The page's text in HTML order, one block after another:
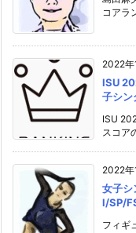
コアラ
2022年
ISU
子シン
ISU
スコア
2022年
女子
l/SP/
フィギ